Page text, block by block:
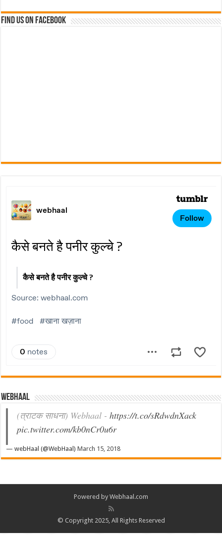
Find us on Facebook
Webhaal
(त्राटक साधना) Webhaal -https://t.co/sRdwdnXack
pic.twitter.com/kb0nCr0u6r
— webHaal (@WebHaal)March 15, 2018
Powered by Webhaal.com
© Copyright 2025, All Rights Reserved